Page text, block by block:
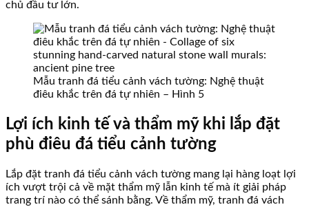
chủ đầu tư lớn.
Mẫu tranh đá tiểu cảnh vách tường: Nghệ thuật
điêu khắc trên đá tự nhiên – Hình 5
Lợi ích kinh tế và thẩm mỹ khi lắp đặt
phù điêu đá tiểu cảnh tường
Lắp đặt tranh đá tiểu cảnh vách tường mang lại hàng loạt lợi
ích vượt trội cả về mặt thẩm mỹ lẫn kinh tế mà ít giải pháp
trang trí nào có thể sánh bằng. Về thẩm mỹ, tranh đá vách